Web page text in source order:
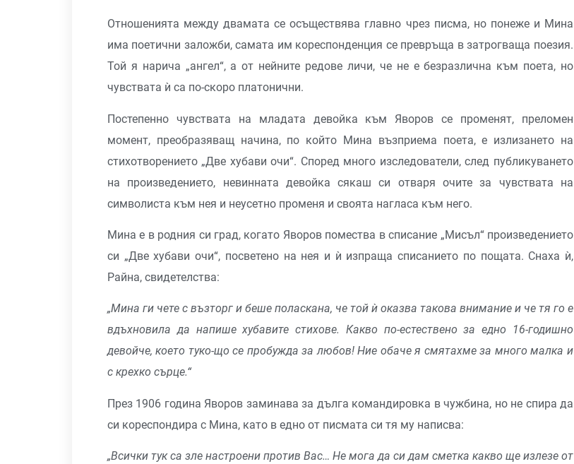
Отношенията между двамата се осъществява главно чрез писма, но понеже и Мина
има поетични заложби, самата им кореспонденция се превръща в затрогваща поезия.
Той я нарича „ангел“, а от нейните редове личи, че не е безразлична към поета, но
чувствата ѝ са по-скоро платонични.
Постепенно чувствата на младата девойка към Яворов се променят, преломен
момент, преобразяващ начина, по който Мина възприема поета, е излизането на
стихотворението „Две хубави очи“. Според много изследователи, след публикуването
на произведението, невинната девойка сякаш си отваря очите за чувствата на
символиста към нея и неусетно променя и своята нагласа към него.
Мина е в родния си град, когато Яворов помества в списание „Мисъл“ произведението
си „Две хубави очи“, посветено на нея и ѝ изпраща списанието по пощата. Снаха ѝ,
Райна, свидетелства:
„Мина ги чете с възторг и беше поласкана, че той ѝ оказва такова внимание и че тя го е
вдъхновила да напише хубавите стихове. Какво по-естествено за едно 16-годишно
девойче, което туко-що се пробужда за любов! Ние обаче я смятахме за много малка и
с крехко сърце.“
През 1906 година Яворов заминава за дълга командировка в чужбина, но не спира да
си кореспондира с Мина, като в едно от писмата си тя му написва:
„Всички тук са зле настроени против Вас… Не мога да си дам сметка какво ще излезе от